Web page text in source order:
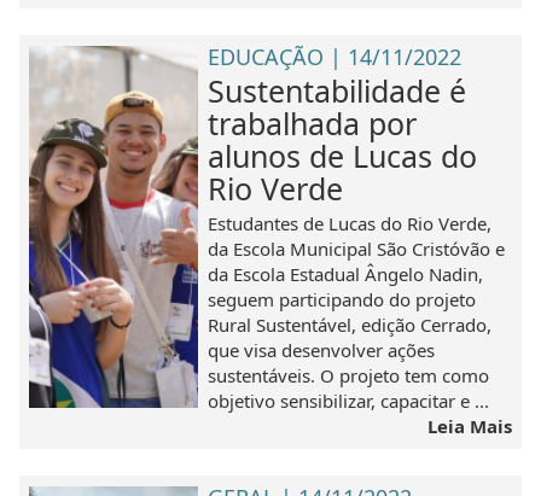
EDUCAÇÃO | 14/11/2022
Sustentabilidade é
trabalhada por
alunos de Lucas do
Rio Verde
Estudantes de Lucas do Rio Verde,
da Escola Municipal São Cristóvão e
da Escola Estadual Ângelo Nadin,
seguem participando do projeto
Rural Sustentável, edição Cerrado,
que visa desenvolver ações
sustentáveis. O projeto tem como
objetivo sensibilizar, capacitar e ...
Leia Mais